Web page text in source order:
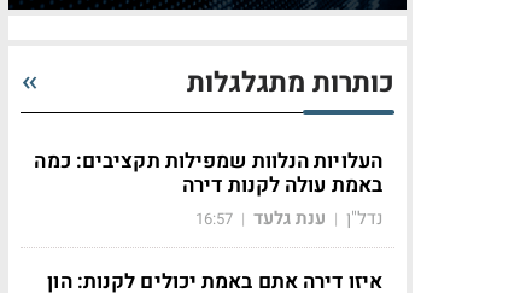
כותרות מתגלגלות
העלויות הנלוות שמפילות תקציבים: כמה
באמת עולה לקנות דירה
נדל"ן | ענת גלעד |
16:57
איזו דירה אתם באמת יכולים לקנות: הון